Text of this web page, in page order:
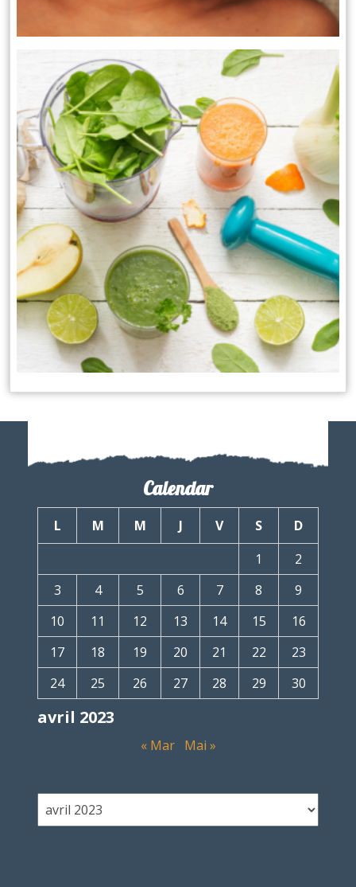
Calendar
avril 2023
L M M J V S
D
1
2
3
4 5 6 7 8
9
10
11 12 13 14 15
16
17
18 19 20 21 22
23
24
25 26 27 28 29 30
« Mar Mai »